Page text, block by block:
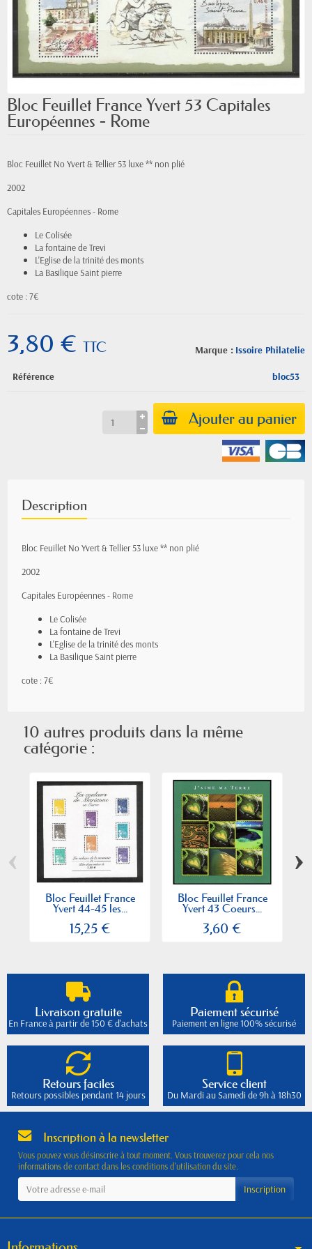
Bloc Feuillet France Yvert 53 Capitales
Européennes - Rome
Bloc Feuillet No Yvert & Tellier 53 luxe ** non plié
2002
Capitales Européennes - Rome
Le Colisée
La fontaine de Trevi
L'Eglise de la trinité des monts
La Basilique Saint pierre
cote : 7€
Marque : Issoire Philatelie
3,80 € TTC
Référence bloc53
Ajouter au panier
Description
Bloc Feuillet No Yvert & Tellier 53 luxe ** non plié
2002
Capitales Européennes - Rome
Le Colisée
La fontaine de Trevi
L'Eglise de la trinité des monts
La Basilique Saint pierre
cote : 7€
10 autres produits dans la même
catégorie :
Bloc Feuillet France
Yvert 44-45 les...
15,25 €
Bloc Feuillet France
Yvert 43 Coeurs...
3,60 €
‹ ›
Livraison gratuite
En France à partir de 150 € d'achats
Paiement sécurisé
Paiement en ligne 100% sécurisé
Retours faciles
Retours possibles pendant 14 jours
Service client
Du Mardi au Samedi de 9h à 18h30
Inscription à la newsletter
Vous pouvez vous désinscrire à tout moment. Vous trouverez pour cela nos
informations de contact dans les conditions d'utilisation du site.